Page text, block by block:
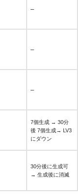
–
–
–
7個生成 → 30分
後 7個生成→ LV3
にダウン
30分後に生成可
→ 生成後に消滅